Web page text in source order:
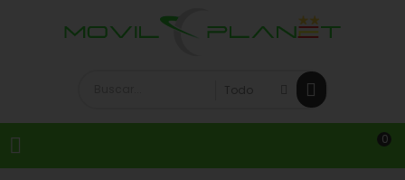
 0